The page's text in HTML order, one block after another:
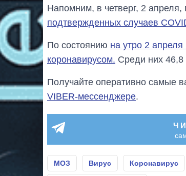
Напомним, в четверг, 2
подтвержденных случаев
По состоянию на утро 2
коронавирусом. Среди них
Получайте оперативно самые
VIBER-мессенджере.
МОЗ Вирус Коронавирус